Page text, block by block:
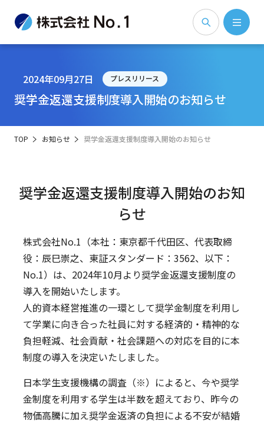
2024年09月27日 プレスリリース
奨学金返還支援制度導入開始のお知らせ
TOP お知らせ 奨学金返還支援制度導入開始のお知らせ
奨学金返還支援制度導入開始のお知
らせ
株式会社No.1（本社：東京都千代田区、代表取締
役：辰巳崇之、東証スタンダード：3562、以下：
No.1）は、2024年10月より奨学金返還支援制度の
導入を開始いたします。
人的資本経営推進の一環として奨学金制度を利用し
て学業に向き合った社員に対する経済的・精神的な
負担軽減、社会貢献・社会課題への対応を目的に本
制度の導入を決定いたしました。
日本学生支援機構の調査（※）によると、今や奨学
金制度を利用する学生は半数を超えており、昨今の
物価高騰に加え奨学金返済の負担による不安が結婚